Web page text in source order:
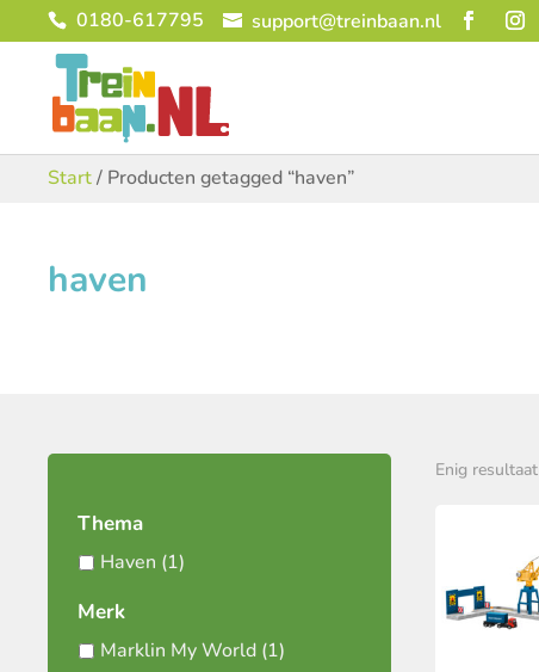
0180-617795 support@treinbaan.nl
Start/ Producten getagged “haven”
haven
Thema
Haven (1)
Merk
Marklin My World (1)
Enig resultaat